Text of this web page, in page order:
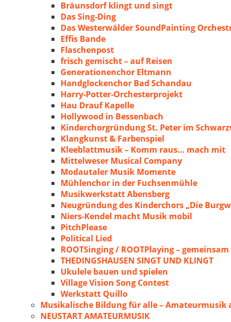
Bräunsdorf klingt und singt
Das Sing-Ding
Das Westerwälder SoundPainting
Effis Bande
Flaschenpost
frisch gemischt – auf Reisen
Generationenchor Eltmann
Handglockenchor Bad Schandau
Harry-Potter-Orchesterprojekt
Hau Drauf Kapelle
Hollywood in Bessenbach
Kinderchorgründung St. Peter im
Klangkunst & Farbenspiel
Kleeblattmusik – Komm raus… mach mit
Mittelweser Musical Company
Modautaler Musik Momente
Mühlenchor in der Fuchsenmühle
Musikwerkstatt Abensberg
Neugründung des Kinderchors „Die
Niers-Kendel macht Musik mobil
PitchPlease
Political Lied
ROOTSinging / ROOTPlaying –
THEDINGSHAUSEN SINGT UND KLINGT
Ukulele bauen und spielen
Village Vision Song Contest
Werkstatt Quillo
Musikalische Bildung für alle – Amateurmusik
NEUSTART AMATEURMUSIK